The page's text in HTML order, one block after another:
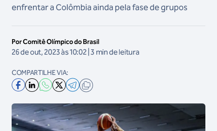
enfrentar a Colômbia ainda pela fase de grupos
Por Comitê Olímpico do Brasil
26 de out, 2023 às 10:02 | 3 min de leitura
COMPARTILHE VIA: